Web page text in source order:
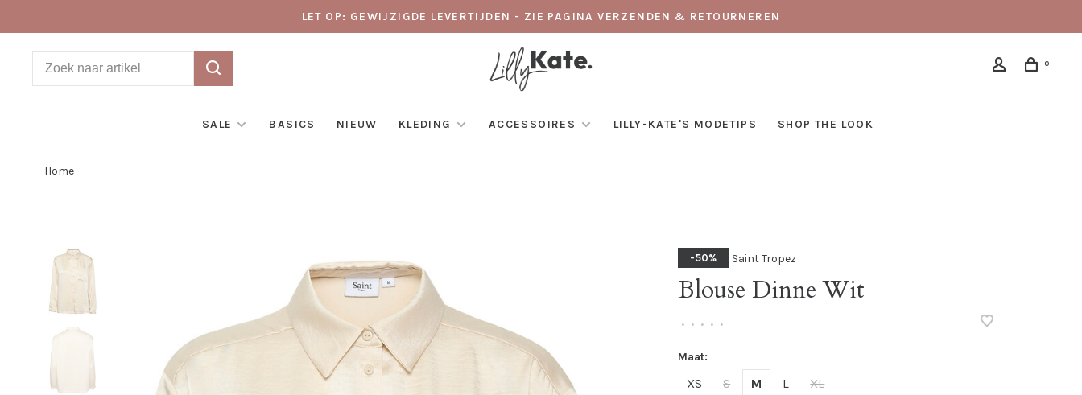
LET OP: GEWIJZIGDE LEVERTIJDEN - ZIE PAGINA VERZENDEN & RETOURNEREN
0
SALE BASICS NIEUW KLEDING ACCESSOIRES LILLY-KATE'S MODETIPS SHOP THE LOOK
Home
-50% Saint Tropez
Blouse Dinne Wit
• • • • •
Maat:
XS S M L XL